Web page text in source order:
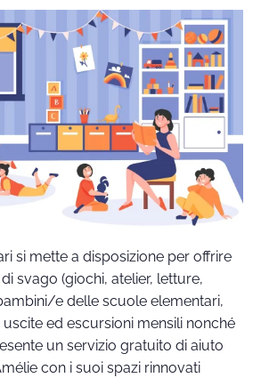
si mette a disposizione per offrire
svago (giochi, atelier, letture,
e delle scuole elementari,
ed escursioni mensili nonché
un servizio gratuito di aiuto
con i suoi spazi rinnovati